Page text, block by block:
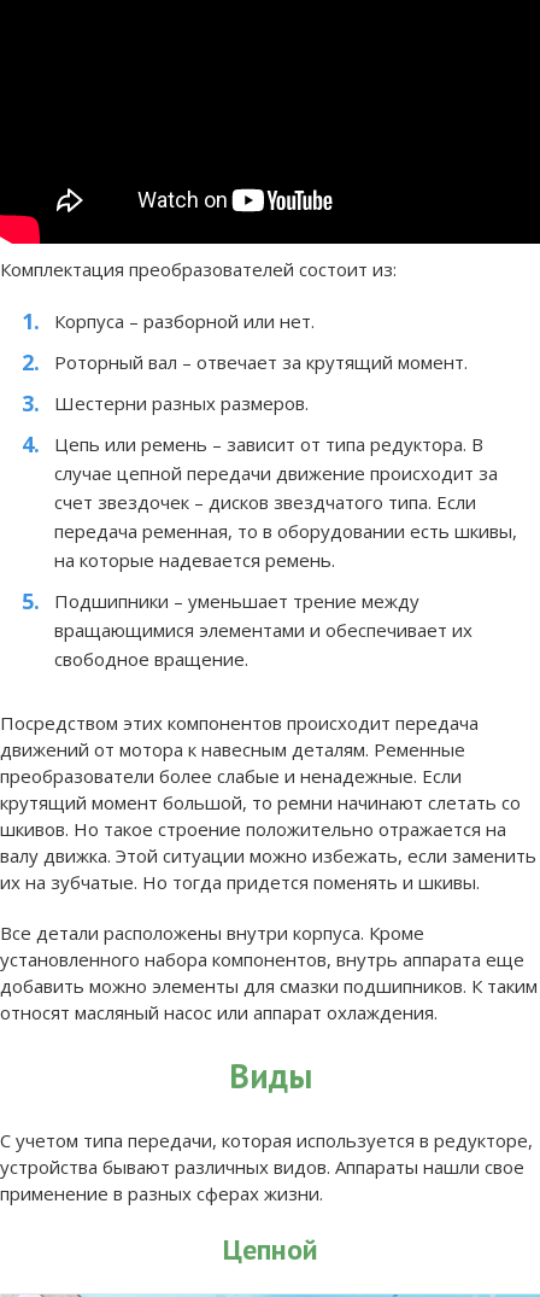
Комплектация преобразователей состоит из:
Корпуса – разборной или нет.
Роторный вал – отвечает за крутящий момент.
Шестерни разных размеров.
Цепь или ремень – зависит от типа редуктора. В
случае цепной передачи движение происходит за
счет звездочек – дисков звездчатого типа. Если
передача ременная, то в оборудовании есть шкивы,
на которые надевается ремень.
Подшипники – уменьшает трение между
вращающимися элементами и обеспечивает их
свободное вращение.
Посредством этих компонентов происходит передача
движений от мотора к навесным деталям. Ременные
преобразователи более слабые и ненадежные. Если
крутящий момент большой, то ремни начинают слетать со
шкивов. Но такое строение положительно отражается на
валу движка. Этой ситуации можно избежать, если заменить
их на зубчатые. Но тогда придется поменять и шкивы.
Все детали расположены внутри корпуса. Кроме
установленного набора компонентов, внутрь аппарата еще
добавить можно элементы для смазки подшипников. К таким
относят масляный насос или аппарат охлаждения.
Виды
С учетом типа передачи, которая используется в редукторе,
устройства бывают различных видов. Аппараты нашли свое
применение в разных сферах жизни.
Цепной